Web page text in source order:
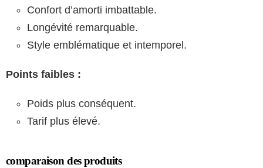
Confort d’amorti imbattable.
Longévité remarquable.
Style emblématique et intemporel.
Points faibles :
Poids plus conséquent.
Tarif plus élevé.
comparaison des produits